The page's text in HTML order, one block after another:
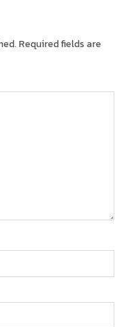
Required fields are